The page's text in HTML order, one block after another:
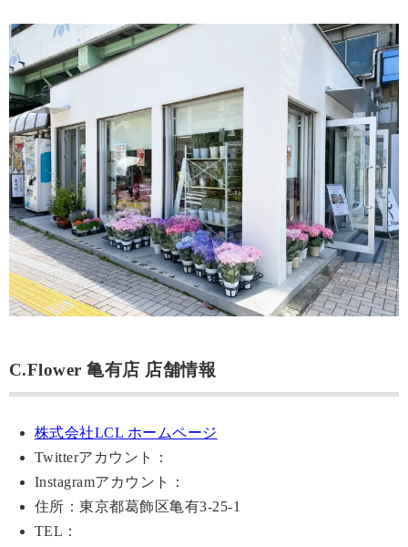
C.Flower 亀有店 店舗情報
株式会社LCL ホームページ
Twitterアカウント：
Instagramアカウント：
住所：東京都葛飾区亀有3-25-1
TEL：